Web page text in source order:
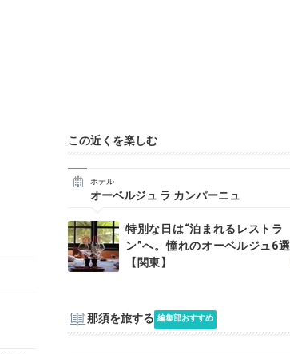
この近くを楽しむ
ホテル
オーベルジュ ラ カンパーニュ
特別な日は“泊まれるレストラ
ン”へ。憧れのオーベルジュ6選
【関東】
那須を旅する 編集部おすすめ